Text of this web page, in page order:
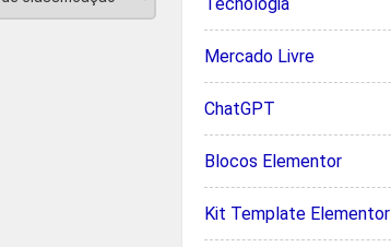
Mercado Livre
ChatGPT
Blocos Elementor
Kit Template Elementor